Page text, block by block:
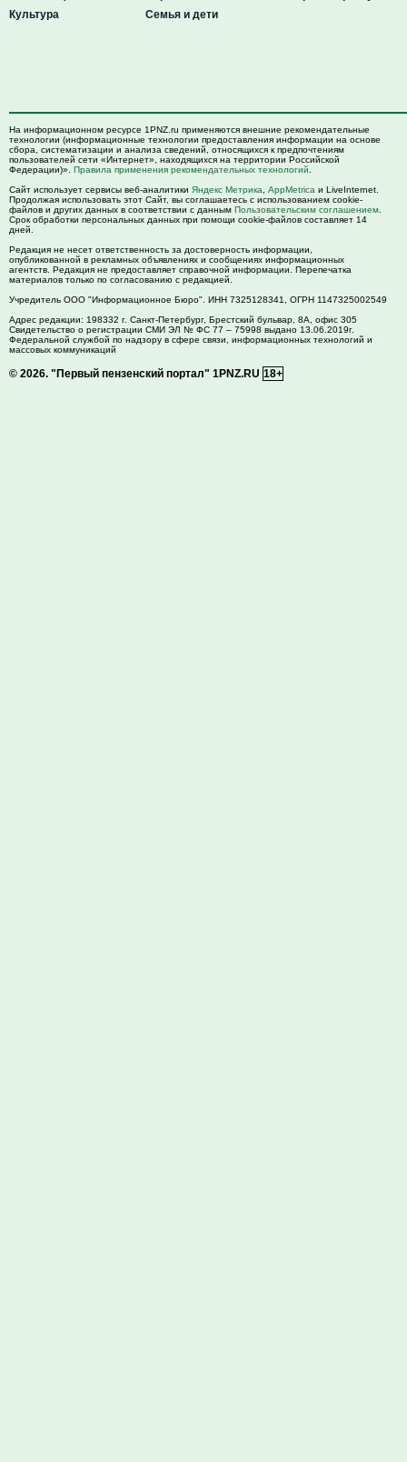
Культура
Семья и дети
На информационном ресурсе 1PNZ.ru применяются внешние рекомендательные
технологии (информационные технологии предоставления информации на основе
сбора, систематизации и анализа сведений, относящихся к предпочтениям
пользователей сети «Интернет», находящихся на территории Российской
Федерации)». Правила применения рекомендательных технологий
Сайт использует сервисы веб-аналитики Яндекс Метрика AppMetrica и LiveInternet.
Продолжая использовать этот Сайт, вы соглашаетесь с использованием cookie-
файлов и других данных в соответствии с данным Пользовательским соглашением
Срок обработки персональных данных при помощи cookie-файлов составляет 14
дней.
Редакция не несет ответственность за достоверность информации,
опубликованной в рекламных объявлениях и сообщениях информационных
агентств. Редакция не предоставляет справочной информации. Перепечатка
материалов только по согласованию с редакцией.
Учредитель ООО "Информационное Бюро". ИНН 7325128341, ОГРН 1147325002549
Адрес редакции: 198332 г. Санкт-Петербург, Брестский бульвар, 8А, офис 305
Свидетельство о регистрации СМИ ЭЛ № ФС 77 – 75998 выдано 13.06.2019г.
Федеральной службой по надзору в сфере связи, информационных технологий и
массовых коммуникаций
© 2026. "Первый пензенский портал" 1PNZ.RU 18+